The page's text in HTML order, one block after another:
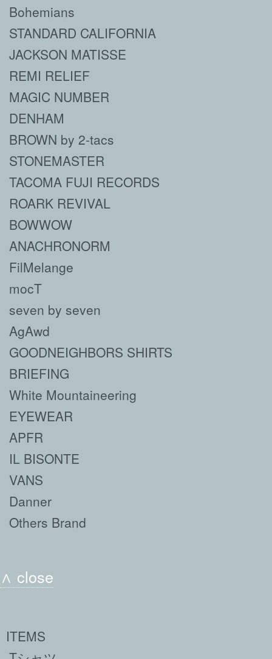
Bohemians
STANDARD CALIFORNIA
JACKSON MATISSE
REMI RELIEF
MAGIC NUMBER
DENHAM
BROWN by 2-tacs
STONEMASTER
TACOMA FUJI RECORDS
ROARK REVIVAL
BOWWOW
ANACHRONORM
FilMelange
mocT
seven by seven
AgAwd
GOODNEIGHBORS SHIRTS
BRIEFING
White Mountaineering
EYEWEAR
APFR
IL BISONTE
VANS
Danner
Others Brand
∧ close
ITEMS